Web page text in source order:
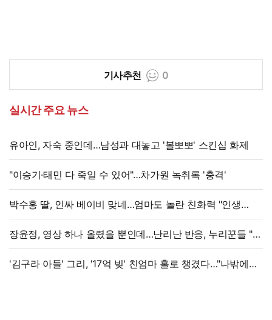
기사추천 0
실시간 주요 뉴스
유아인, 자숙 중인데…남성과 대놓고 '볼뽀뽀' 스킨십 화제
"이승기·태민 다 죽일 수 있어"…차가원 녹취록 '충격'
박수홍 딸, 인싸 베이비 맞네…엄마도 놀란 친화력 "인생
N회차"
장윤정, 영상 하나 올렸을 뿐인데…난리난 반응, 누리꾼들 "더
예뻐졌네요" 술렁
'김구라 아들' 그리, '17억 빚' 친엄마 홀로 챙겼다…"나밖에